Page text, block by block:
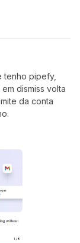
tenho pipefy,
dismiss volta
da conta